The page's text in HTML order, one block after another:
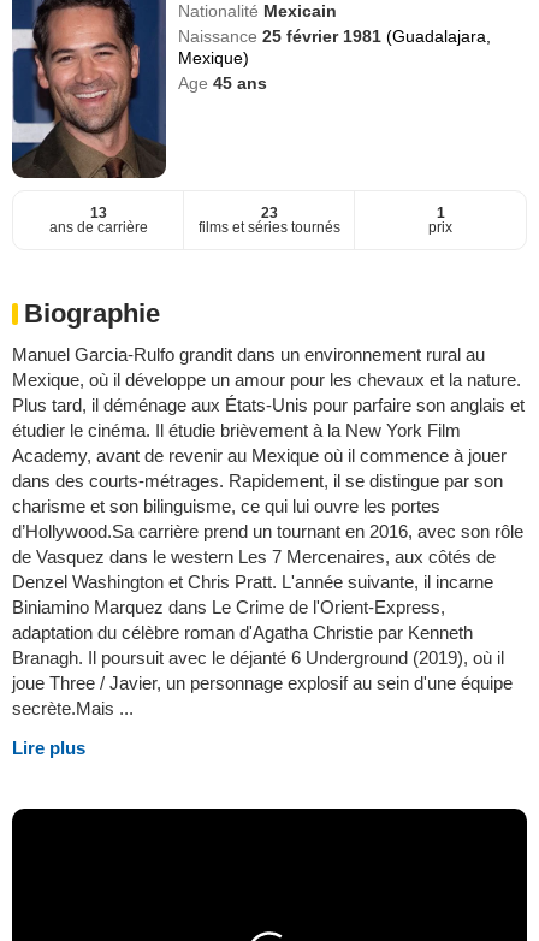
Nationalité Mexicain
Naissance25 février 1981(Guadalajara,
Mexique)
Age45 ans
13
ans de carrière
23
films et séries tournés
1
prix
Biographie
Manuel Garcia-Rulfo grandit dans un environnement rural au
Mexique, où il développe un amour pour les chevaux et la nature.
Plus tard, il déménage aux États-Unis pour parfaire son anglais et
étudier le cinéma. Il étudie brièvement à la New York Film
Academy, avant de revenir au Mexique où il commence à jouer
dans des courts-métrages. Rapidement, il se distingue par son
charisme et son bilinguisme, ce qui lui ouvre les portes
d’Hollywood.Sa carrière prend un tournant en 2016, avec son rôle
de Vasquez dans le western Les 7 Mercenaires, aux côtés de
Denzel Washington et Chris Pratt. L'année suivante, il incarne
Biniamino Marquez dans Le Crime de l'Orient-Express,
adaptation du célèbre roman d'Agatha Christie par Kenneth
Branagh. Il poursuit avec le déjanté 6 Underground (2019), où il
joue Three / Javier, un personnage explosif au sein d'une équipe
secrète.Mais ...
Lire plus